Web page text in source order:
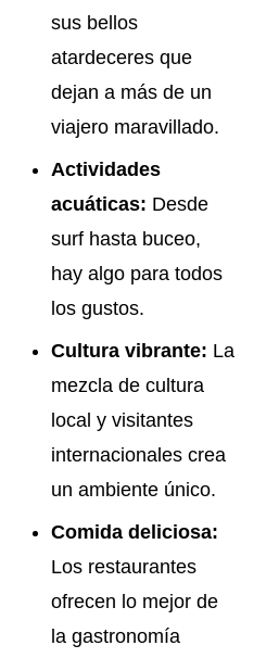
sus bellos
atardeceres que
dejan a más de un
viajero maravillado.
Actividades
acuáticas: Desde
surf hasta buceo,
hay algo para todos
los gustos.
Cultura vibrante: La
mezcla de cultura
local y visitantes
internacionales crea
un ambiente único.
Comida deliciosa:
Los restaurantes
ofrecen lo mejor de
la gastronomía